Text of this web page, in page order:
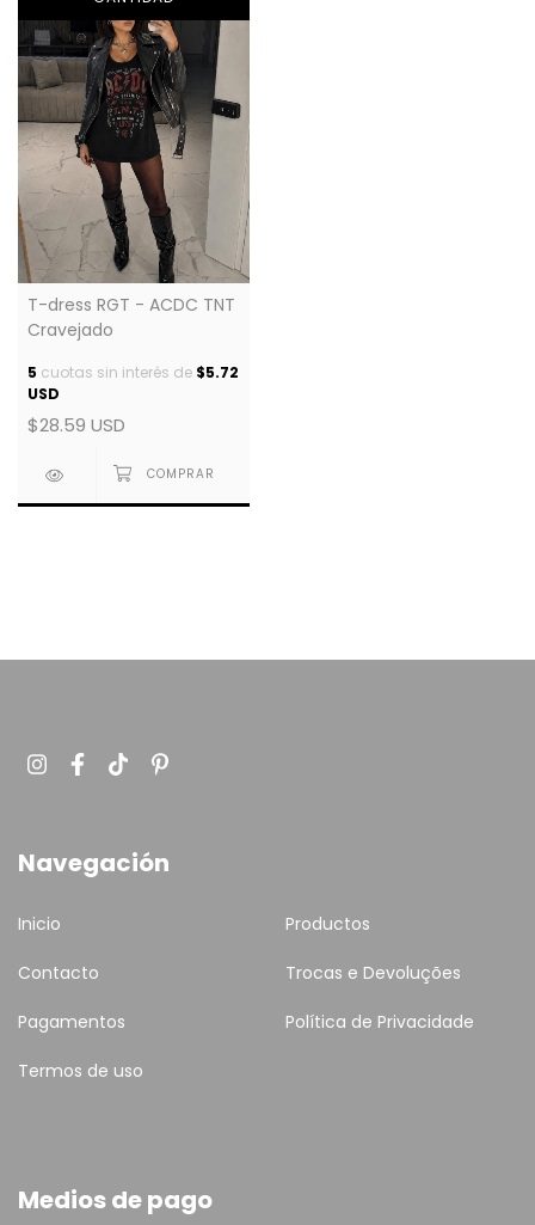
T-dress RGT - ACDC TNT
Cravejado
5 cuotas sin interés de $5.72
USD
$28.59 USD
Navegación
Inicio Productos
Contacto Trocas e Devoluções
Pagamentos Política de Privacidade
Termos de uso
Medios de pago